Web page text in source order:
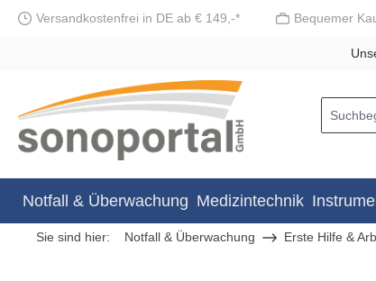
Zur Hauptnavigation springen
Versandkostenfrei in DE ab € 149,-* Bequemer
Notfall & Überwachung Medizintechnik
Sie sind hier: Notfall & Überwachung Erste Hilfe &